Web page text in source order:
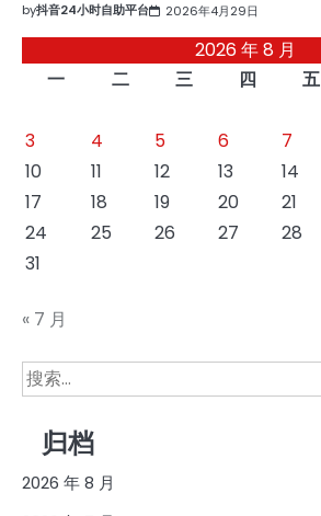
by抖音24小时自助平台 2026年4月29日
2026 年 8 月
一
二 三 四 五
3
4 5 6 7
10
11 12 13 14
17
18 19 20 21
24
25 26 27 28
31
« 7 月
搜
索：
归档
2026 年 8 月